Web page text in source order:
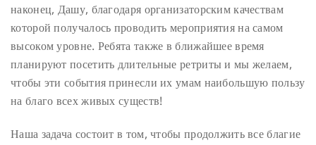
наконец, Дашу, благодаря организаторским качествам
которой получалось проводить мероприятия на самом
высоком уровне. Ребята также в ближайшее время
планируют посетить длительные ретриты и мы желаем,
чтобы эти события принесли их умам наибольшую пользу
на благо всех живых существ!
Наша задача состоит в том, чтобы продолжить все благие